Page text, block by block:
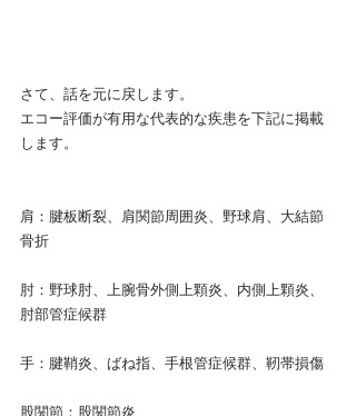
さて、話を元に戻します。
エコー評価が有用な代表的な疾患を下記に掲載
します。
肩：腱板断裂、肩関節周囲炎、野球肩、大結節
骨折
肘：野球肘、上腕骨外側上顆炎、内側上顆炎、
肘部管症候群
手：腱鞘炎​、ばね指、手根管症候群、靭帯損傷